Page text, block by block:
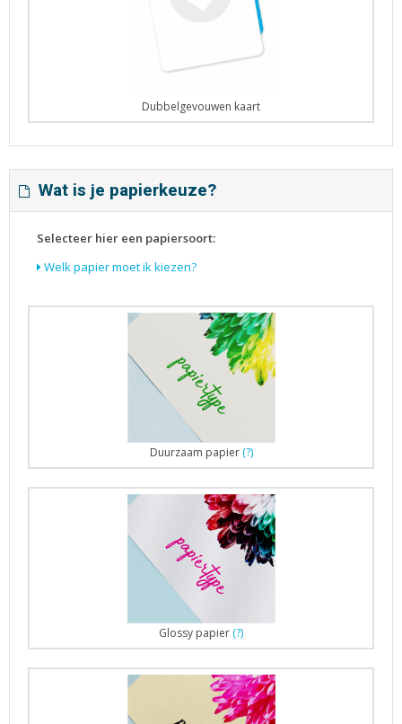
Dubbelgevouwen kaart
Wat is je papierkeuze?
Selecteer hier een papiersoort:
Welk papier moet ik kiezen?
Duurzaam papier (?)
Glossy papier (?)